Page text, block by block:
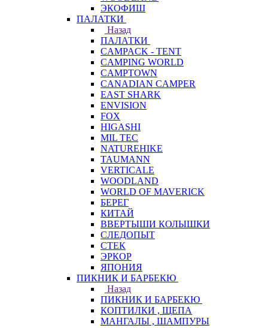
ЭКОФИШ
ПАЛАТКИ
Назад
ПАЛАТКИ
CAMPACK - TENT
CAMPING WORLD
CAMPTOWN
CANADIAN CAMPER
EAST SHARK
ENVISION
FOX
HIGASHI
MIL TEC
NATUREHIKE
TAUMANN
VERTICALE
WOODLAND
WORLD OF MAVERICK
БЕРЕГ
КИТАЙ
ВВЕРТЫШИ КОЛЫШКИ
СЛЕДОПЫТ
СТЕК
ЭРКОР
ЯПОНИЯ
ПИКНИК И БАРБЕКЮ
Назад
ПИКНИК И БАРБЕКЮ
КОПТИЛКИ , ЩЕПА
МАНГАЛЫ , ШАМПУРЫ